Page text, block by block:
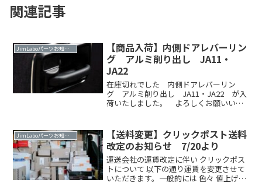
関連記事
JimLaboパーツお知らせ
【商品入荷】内側ドアレバーリン
グ アルミ削り出し JA11・
JA22
在庫切れでした 内側ドアレバーリン
グ アルミ削り出し JA11・JA22 が入
荷いたしました。 よろしくお願いいた
中の方はご確認よろしくお願いいたしま
す
JimLaboパーツお知らせ
【送料変更】クリックポスト送料
改定のお知らせ 7/20より
運送会社の運賃改定に伴い クリックポス
トについて 以下の通り運賃を変更させて
いただきます。一般的には 色々 値上げが